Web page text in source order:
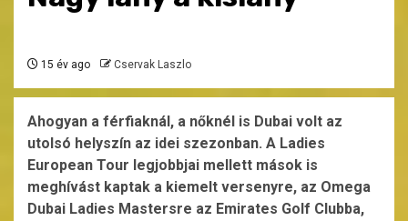
15 év ago Cservak Laszlo
Ahogyan a férfiaknál, a nőknél is Dubai volt az
utolsó helyszín az idei szezonban. A Ladies
European Tour legjobbjai mellett mások is
meghívást kaptak a kiemelt versenyre, az Omega
Dubai Ladies Mastersre az Emirates Golf Clubba,